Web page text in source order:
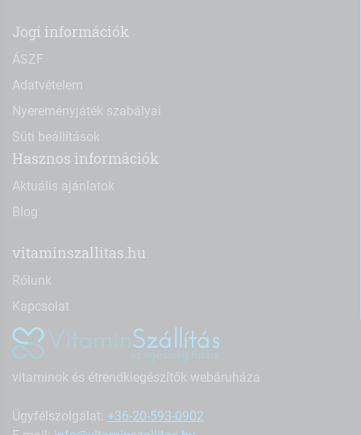
Jogi információk
ÁSZF
Adatvételem
Nyereményjáték szabályai
Süti beállítások
Hasznos információk
Aktuális ajánlatok
Blog
vitaminszallitas.hu
Rólunk
Kapcsolat
vitaminok és étrendkiegészítők webáruháza
Ügyfélszolgálat: +36-20-593-0902